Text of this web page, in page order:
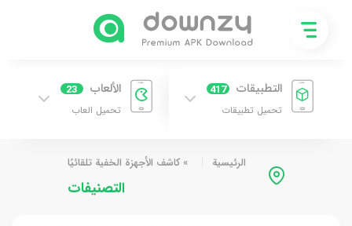
التطبيقات 417
تحميل تطبيقات
الألعاب 23
تحميل العاب
الرئيسية »كاشف الأجهزة الخفية تلقائيًا
التصنيفات